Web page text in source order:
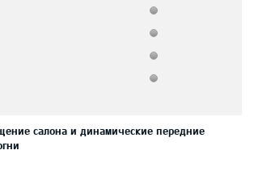
салона и динамические передние